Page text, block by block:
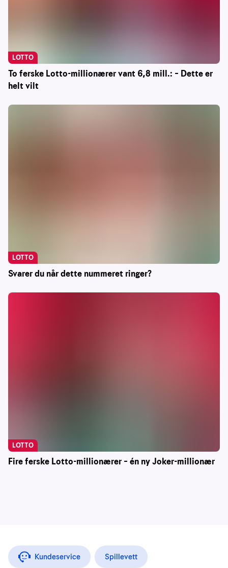
To ferske Lotto-millionærer vant 6,8 mill.: – Dette er
helt vilt
LOTTO
Svarer du når dette nummeret ringer?
LOTTO
Fire ferske Lotto-millionærer – én ny Joker-millionær
LOTTO
Kundeservice Spillevett